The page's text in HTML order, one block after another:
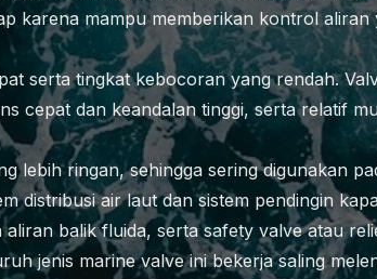
karena mampu memberikan kontrol aliran
serta tingkat kebocoran yang rendah.
cepat dan keandalan tinggi, serta relatif
lebih ringan, sehingga sering digunakan
distribusi air laut dan sistem pendingin
balik fluida, serta safety valve atau
jenis marine valve ini bekerja saling